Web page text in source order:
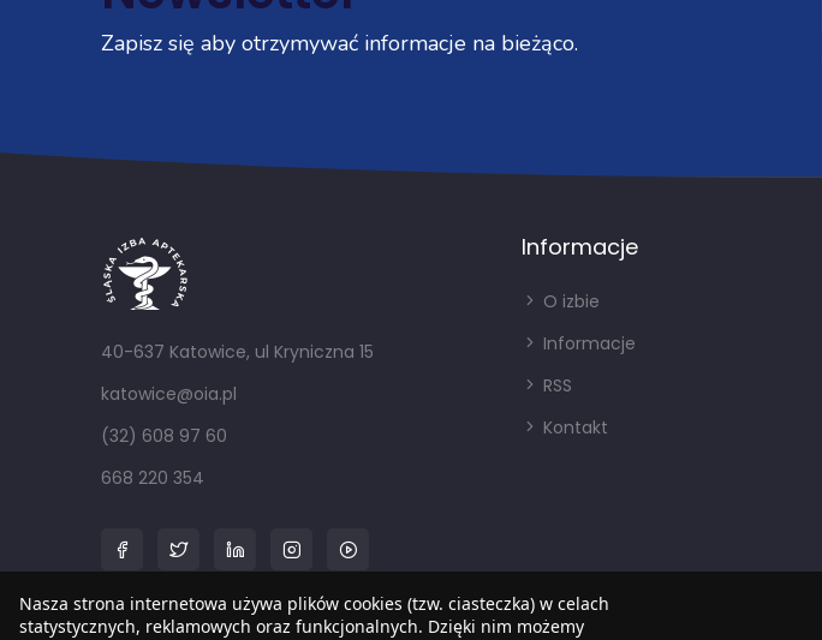
Zapisz się aby otrzymywać informacje na bieżąco.
40-637 Katowice, ul Kryniczna 15
katowice@oia.pl
(32) 608 97 60
668 220 354
Informacje
O izbie
Informacje
RSS
Kontakt
Nasza strona internetowa używa plików cookies (tzw. ciasteczka) w celach
statystycznych, reklamowych oraz funkcjonalnych. Dzięki nim możemy